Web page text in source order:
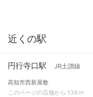
近くの駅
円行寺口駅 JR土讃線
高知市西新屋敷
このページの店舗から 136 m